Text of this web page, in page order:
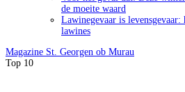
de moeite waard
Lawinegevaar is
lawines
Magazine St. Georgen ob Murau
Top 10